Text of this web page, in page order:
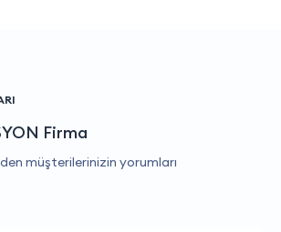
Firma
müşterilerinizin yorumları